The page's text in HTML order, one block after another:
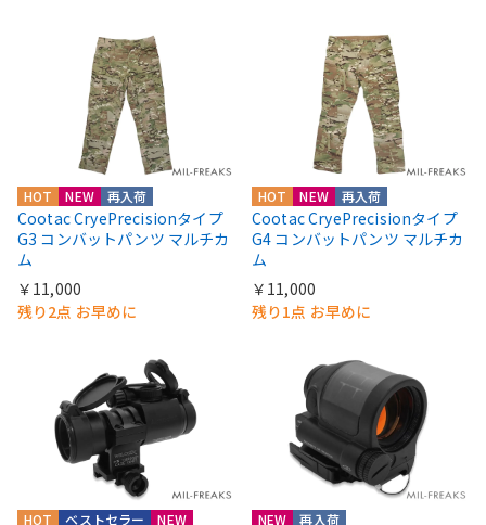
HOT NEW 再入荷
Cootac CryePrecisionタイプ
G3 コンバットパンツ マルチカ
ム
￥11,000
残り2点 お早めに
HOT NEW 再入荷
Cootac CryePrecisionタイプ
G4 コンバットパンツ マルチカ
ム
￥11,000
残り1点 お早めに
HOT NEW
ベストセラー NEW 再入荷